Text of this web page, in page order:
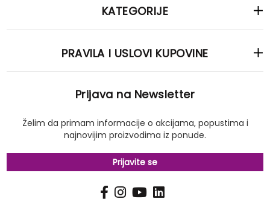
KATEGORIJE
PRAVILA I USLOVI KUPOVINE
Prijava na Newsletter
Želim da primam informacije o akcijama, popustima i
najnovijim proizvodima iz ponude.
Prijavite se